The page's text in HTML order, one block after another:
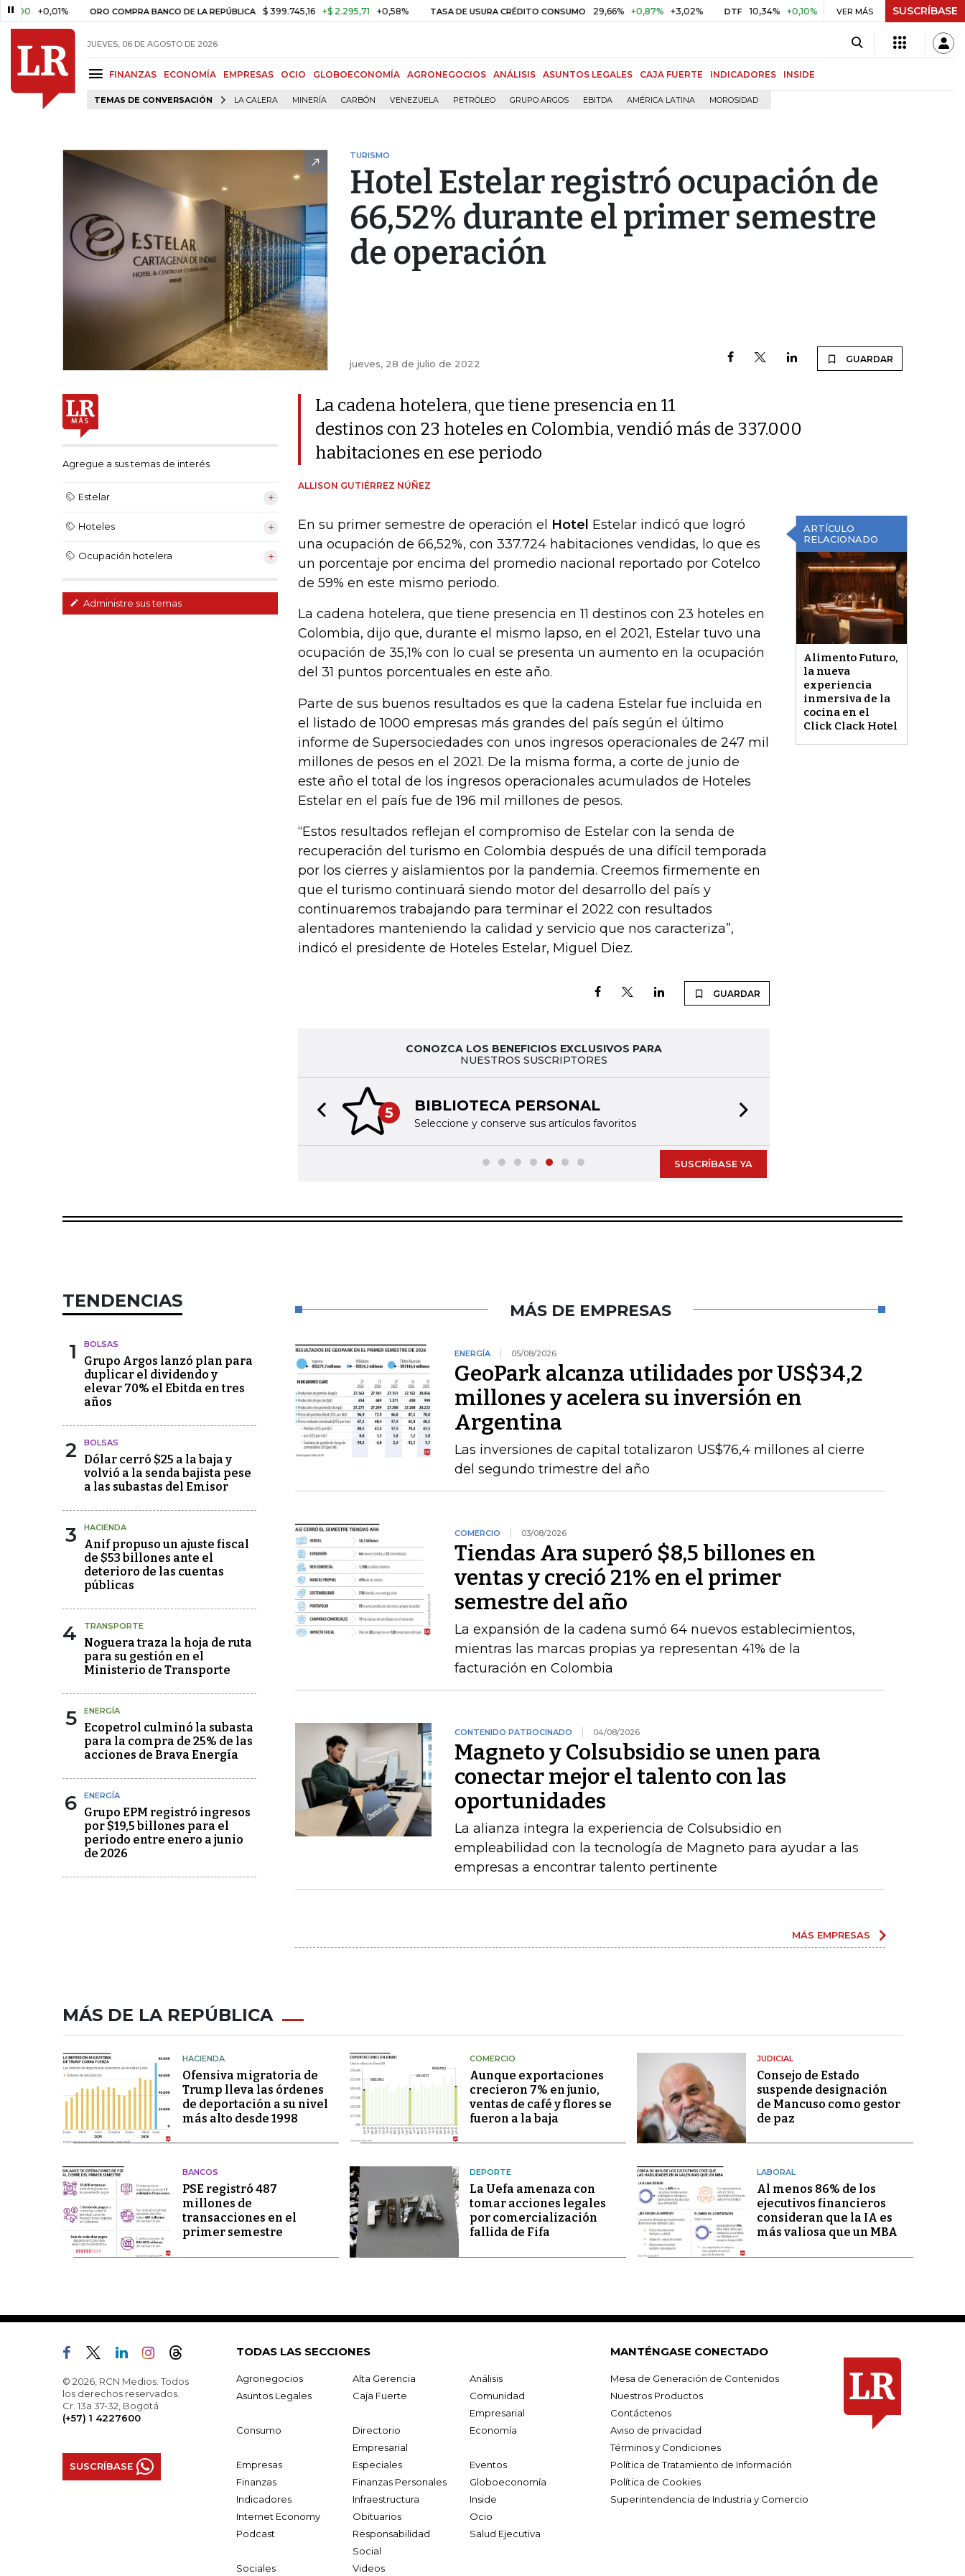
+0,01% ORO COMPRA BANCO DE LA REPÚBLICA $ 399.745,16 +$ 2.295,71 +0,58% TASA DE USURA CRÉDITO CONSUMO 29,66% +0,87% +3,02% DTF 10,34% +0,10% +0,98% UVR $ 416,86 +$ 0,05
VER MÁS SUSCRÍBASE
JUEVES, 06 DE AGOSTO DE 2026
FINANZAS ECONOMÍA EMPRESAS OCIO GLOBOECONOMÍA AGRONEGOCIOS ANÁLISIS ASUNTOS LEGALES CAJA FUERTE INDICADORES INSIDE
TEMAS DE CONVERSACIÓN LA CALERA MINERÍA CARBÓN VENEZUELA PETRÓLEO GRUPO ARGOS EBITDA AMÉRICA LATINA MOROSIDAD
TURISMO
Hotel Estelar registró ocupación de
66,52% durante el primer semestre
de operación
jueves, 28 de julio de 2022 GUARDAR
Agregue a sus temas de interés
Estelar
Hoteles
Ocupación hotelera
Administre sus temas
La cadena hotelera, que tiene presencia en 11
destinos con 23 hoteles en Colombia, vendió más de 337.000
habitaciones en ese periodo
ALLISON GUTIÉRREZ NÚÑEZ
ARTÍCULO
RELACIONADO
Alimento Futuro,
la nueva
experiencia
inmersiva de la
cocina en el
Click Clack Hotel
En su primer semestre de operación el Hotel Estelar indicó que logró
una ocupación de 66,52%, con 337.724 habitaciones vendidas, lo que es
un porcentaje por encima del promedio nacional reportado por Cotelco
de 59% en este mismo periodo.
La cadena hotelera, que tiene presencia en 11 destinos con 23 hoteles en
Colombia, dijo que, durante el mismo lapso, en el 2021, Estelar tuvo una
ocupación de 35,1% con lo cual se presenta un aumento en la ocupación
del 31 puntos porcentuales en este año.
Parte de sus buenos resultados es que la cadena Estelar fue incluida en
el listado de 1000 empresas más grandes del país según el último
informe de Supersociedades con unos ingresos operacionales de 247 mil
millones de pesos en el 2021. De la misma forma, a corte de junio de
este año el total de los ingresos operacionales acumulados de Hoteles
Estelar en el país fue de 196 mil millones de pesos.
“Estos resultados reflejan el compromiso de Estelar con la senda de
recuperación del turismo en Colombia después de una difícil temporada
por los cierres y aislamientos por la pandemia. Creemos firmemente en
que el turismo continuará siendo motor del desarrollo del país y
continuaremos trabajando para terminar el 2022 con resultados
alentadores manteniendo la calidad y servicio que nos caracteriza”,
indicó el presidente de Hoteles Estelar, Miguel Diez.
GUARDAR
CONOZCA LOS BENEFICIOS EXCLUSIVOS PARA
NUESTROS SUSCRIPTORES
5 BIBLIOTECA PERSONAL
Seleccione y conserve sus artículos favoritos
Previous slide
SUSCRÍBASE YA
TENDENCIAS
1 BOLSAS
Grupo Argos lanzó plan para
duplicar el dividendo y
elevar 70% el Ebitda en tres
años
2 BOLSAS
Dólar cerró $25 a la baja y
volvió a la senda bajista pese
a las subastas del Emisor
3 HACIENDA
Anif propuso un ajuste fiscal
de $53 billones ante el
deterioro de las cuentas
públicas
4 TRANSPORTE
Noguera traza la hoja de ruta
para su gestión en el
Ministerio de Transporte
5 ENERGÍA
Ecopetrol culminó la subasta
para la compra de 25% de las
acciones de Brava Energía
6 ENERGÍA
Grupo EPM registró ingresos
por $19,5 billones para el
periodo entre enero a junio
de 2026
MÁS DE EMPRESAS
ENERGÍA 05/08/2026
GeoPark alcanza utilidades por US$34,2
millones y acelera su inversión en
Argentina
Las inversiones de capital totalizaron US$76,4 millones al cierre
del segundo trimestre del año
COMERCIO 03/08/2026
Tiendas Ara superó $8,5 billones en
ventas y creció 21% en el primer
semestre del año
La expansión de la cadena sumó 64 nuevos establecimientos,
mientras las marcas propias ya representan 41% de la
facturación en Colombia
CONTENIDO PATROCINADO 04/08/2026
Magneto y Colsubsidio se unen para
conectar mejor el talento con las
oportunidades
La alianza integra la experiencia de Colsubsidio en
empleabilidad con la tecnología de Magneto para ayudar a las
empresas a encontrar talento pertinente
MÁS EMPRESAS
MÁS DE LA REPÚBLICA
HACIENDA
Ofensiva migratoria de
Trump lleva las órdenes
de deportación a su nivel
más alto desde 1998
COMERCIO
Aunque exportaciones
crecieron 7% en junio,
ventas de café y flores se
fueron a la baja
JUDICIAL
Consejo de Estado
suspende designación
de Mancuso como gestor
de paz
BANCOS
PSE registró 487
millones de
transacciones en el
primer semestre
DEPORTE
La Uefa amenaza con
tomar acciones legales
por comercialización
fallida de Fifa
LABORAL
Al menos 86% de los
ejecutivos financieros
consideran que la IA es
más valiosa que un MBA
© 2026, RCN Medios. Todos
los derechos reservados.
Cr. 13a 37-32, Bogotá
(+57) 1 4227600
SUSCRÍBASE
TODAS LAS SECCIONES
Agronegocios Alta Gerencia
Análisis
Asuntos Legales
Caja Fuerte
Comunidad
Empresarial
Consumo
Directorio
Empresarial
Economía
Empresas Especiales
Eventos
Finanzas
Finanzas Personales
Globoeconomía
Indicadores
Infraestructura
Inside
Internet Economy
Obituarios
Ocio
Podcast
Responsabilidad
Social
Salud Ejecutiva
Sociales Videos
MANTÉNGASE CONECTADO
Mesa de Generación de Contenidos
Nuestros Productos
Contáctenos
Aviso de privacidad
Términos y Condiciones
Política de Tratamiento de Información
Política de Cookies
Superintendencia de Industria y Comercio